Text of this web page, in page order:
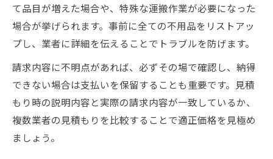
て品目が増えた場合や、特殊な運搬作業が必要になった
場合が挙げられます。事前に全ての不用品をリストアッ
プし、業者に詳細を伝えることでトラブルを防げます。
請求内容に不明点があれば、必ずその場で確認し、納得
できない場合は支払いを保留することも重要です。見積
もり時の説明内容と実際の請求内容が一致しているか、
複数業者の見積もりを比較することで適正価格を見極め
ましょう。